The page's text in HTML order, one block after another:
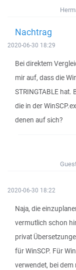
Nachtrag
2020-06-30 18:29
Bei direktem
mir auf, dass die
STRINGTABLE
die in der
denen auf sich?
2020-06-30 18:22
Naja, die
vermutlich schon
privat
für WinSCP. Für
verwendet, bei dem